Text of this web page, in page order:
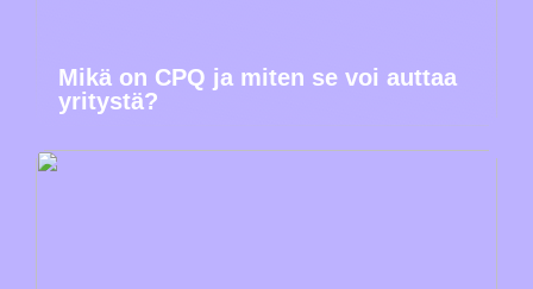
Mikä on CPQ ja miten se voi auttaa
yritystä?